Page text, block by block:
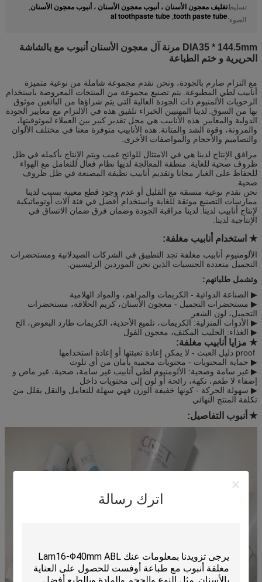
اترك رسالة
تسليط
الضوء:
تغليف معجون الأسنان ، أنبوب معجون الأسنان ، أنبوب معجون الأسنان,
tooth paste tube
,
al toothpaste tube
DIA35 * 144.5mm مرنة آل معجون الأسنان أنبوب مع بالشاشة
الحريرية و ختم الطباعة
مع التزام صارم بالجودة، ونحن نقدم مجموعة شاملة من نوعية متميزة
أنابيب لطي المطبوعة. يتم تصنيع مجموعة من المنتجات المعروضة باستخدام
الرخويات الألمنيوم ذات الجودة العالية التي يتم شراؤها من البائعين موثوق
بها من السوق. لدينا المهنيين الخبراء تلفيق هذه في الالتزام مع معايير الجودة
الدولية والمعايير.
هذه الأنابيب هي محل تقدير كبير بين العملاء لموثوقيتها،
والمرونة، وقوة الشد والمتانة. هذه الأنابيب متوفرة معنا في مختلف الألوان
والتصاميم والأحجام والمواصفات الأخرى.
مرافق الإنتاج لدينا هي في الامتثال للوائح غمب ويتم الإنتاج بأكمله في ظل
ظروف صحية للغاية. منطقة المعالجة لديها نظام فعال للتعامل مع الهواء
للحفاظ على الغبار مجانا وتقديم أنابيب نظيفة المصنعة في ظل ظروف
صحية.
نحن نقدم نوعية متسقة مع القليل أو عدم وجود قطع معيبة بسبب لدينا
ممارسات التصنيع موثقة للغاية واستخدام أفضل في فئة آلات أوتوماتيكية
لإنتاج أنابيب لدينا. لدينا مراقبة الجودة وضمان فرق ضمان الاتساق في
الإنتاجية لدينا.
★ استخدام أنابيب مغلفة:
الألومنيوم أنابيب مغلفة تجد التطبيق في الشركات الصيدلانية ومستحضرات
التجميل متعددة الجنسيات الذين نحن الموردين الرئيسيين.
وتشمل طلباتهم:
▶ الصناعة الدوائية - الكريمات والمراهم، والمواد الهلامية
▶ مستحضرات التجميل - معجون الأسنان، كريم الحلاقة، مستحضرات
التجميل، لون الشعر
▶ الأدوات المنزلية: الكريمات، تلميع الأحذية، الكريمات طارد البعوض، الخ
▶ الغذاء: الحليب المكثف، معجون الفول
★ مزايا أنابيب مغلفة:
proof دليل العبث - لا يمكن إعادة تعبئتها أو إعادة استخدامها
▶ حماية المحتويات - محتويات محمية بأمان من أي تلوث
▶ غير سامة وصحية: الألومنيوم لطي أنابيب غير سامة، صحية، غير ماص و
إضفاء لا طعم، نكهة، رائحة أو لون إلى محتويات داخل
▶ سهولة الحركة - كونها خفيفة الوزن فهي سهلة للتعامل والنقل يقلل من
تكلفة المنتج النهائي
★ أنبوب التفاصيل: